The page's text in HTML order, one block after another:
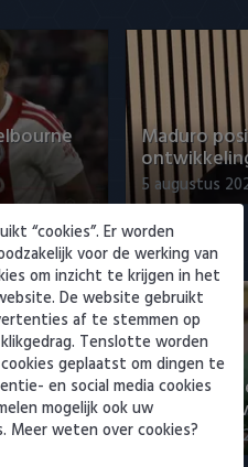
Maduro
5 augustus
PSV
ervaren
6 augustus
“cookies”. Er worden
voor de werking van
om inzicht te krijgen in het
De website gebruikt
af te stemmen op
Tenslotte worden
geplaatst om dingen te
en social media cookies
mogelijk ook uw
Meer weten over cookies?